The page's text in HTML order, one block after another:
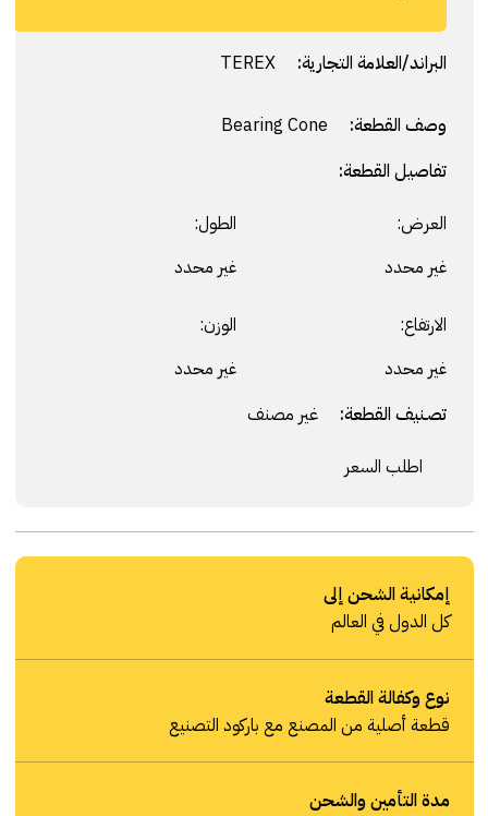
البراند/العلامة التجارية: TEREX
وصف القطعة:
تفاصيل القطعة:
العرض:
غير محدد
الطول:
غير محدد
الارتفاع:
غير محدد
الوزن:
غير محدد
تصنيف القطعة: غير مصنف
اطلب السعر
إمكانية الشحن إلى
كل الدول في العالم
نوع وكفالة القطعة
قطعة أصلية من المصنع مع باركود التصنيع
مدة التأمين والشحن